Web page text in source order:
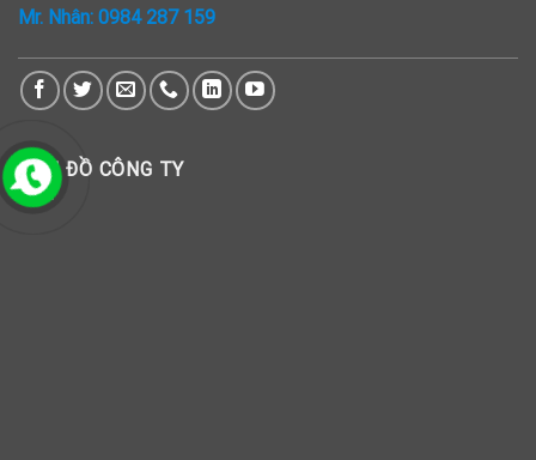
Mr. Nhân: 0984 287 159
BẢN ĐỒ CÔNG TY